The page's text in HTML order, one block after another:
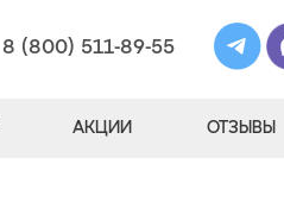
8 (800) 511-89-55
АКЦИИ ОТЗЫВЫ